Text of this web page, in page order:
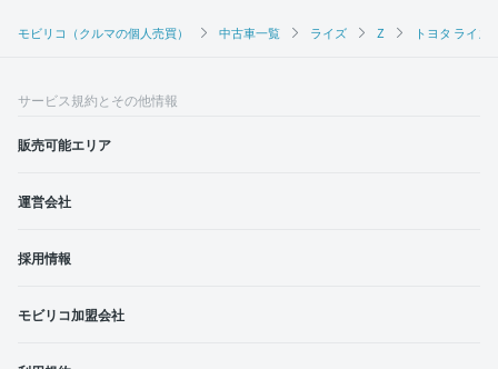
モビリコ（クルマの個人売買） 中古車一覧 ライズ Z トヨタ ライ
サービス規約とその他情報
販売可能エリア
運営会社
採用情報
モビリコ加盟会社